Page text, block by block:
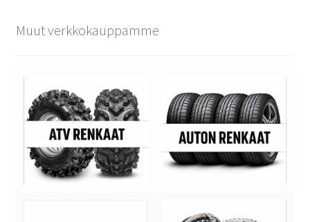
Muut verkkokauppamme